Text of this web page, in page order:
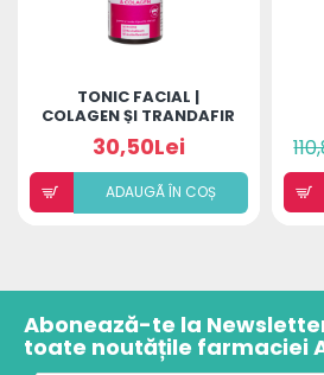
TONIC FACIAL |
COLAGEN ȘI TRANDAFIR
DE DAMASC
30,50Lei
ADAUGÃ ÎN COȘ
Abonează-te la
toate noutățile farmaciei